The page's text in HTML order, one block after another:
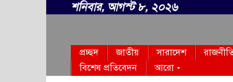
শনিবার, আগস্ট ৮, ২০২৬
বাংলা
প্রচ্ছদ জাতীয় সারাদেশ
বিশেষ প্রতিবেদন
আরো